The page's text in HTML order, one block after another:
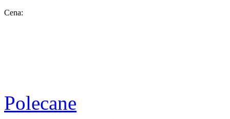
Cena:
Polecane